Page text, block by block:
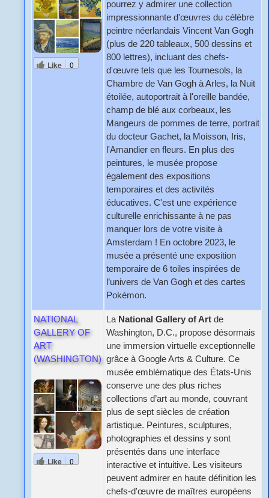
Like 0
pourrez y admirer une collection
impressionnante d'œuvres du célèbre
peintre néerlandais Vincent Van Gogh
(plus de 220 tableaux, 500 dessins et
800 lettres), incluant des chefs-
d'œuvre tels que les Tournesols, la
Chambre de Van Gogh à Arles, la Nuit
étoilée, autoportrait à l'oreille bandée,
champ de blé aux corbeaux, les
Mangeurs de pommes de terre, portrait
du docteur Gachet, la Moisson, Iris,
l'Amandier en fleurs. En plus des
peintures, le musée propose
également des expositions
temporaires et des activités
éducatives. C'est une expérience
culturelle enrichissante à ne pas
manquer lors de votre visite à
Amsterdam ! En octobre 2023, le
musée a présenté une exposition
temporaire de 6 toiles inspirées de
l’univers de Van Gogh et des cartes
Pokémon.
NATIONAL
GALLERY OF
ART
(WASHINGTON)
Like 0
La National Gallery of Art de
Washington, D.C., propose désormais
une immersion virtuelle exceptionnelle
grâce à Google Arts & Culture. Ce
musée emblématique des États-Unis
conserve une des plus riches
collections d’art au monde, couvrant
plus de sept siècles de création
artistique. Peintures, sculptures,
photographies et dessins y sont
présentés dans une interface
interactive et intuitive. Les visiteurs
peuvent admirer en haute définition les
chefs-d'œuvre de maîtres européens